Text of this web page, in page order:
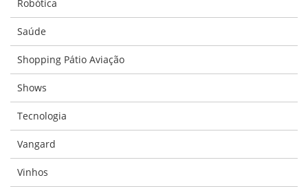
Robótica
Saúde
Shopping Pátio Aviação
Shows
Tecnologia
Vangard
Vinhos